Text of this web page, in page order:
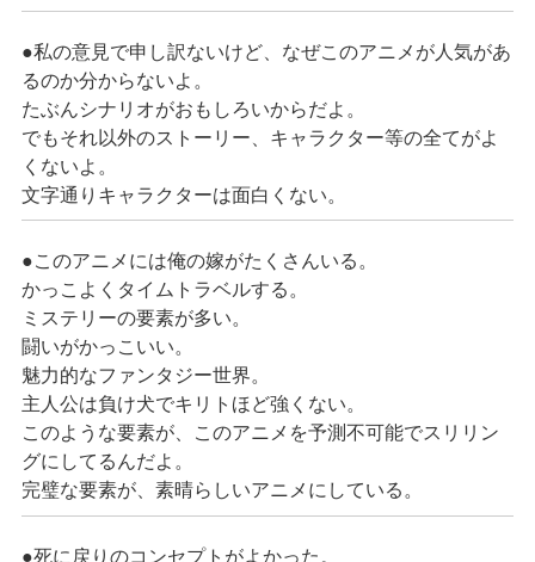
●私の意見で申し訳ないけど、なぜこのアニメが人気があ
るのか分からないよ。
たぶんシナリオがおもしろいからだよ。
でもそれ以外のストーリー、キャラクター等の全てがよ
くないよ。
文字通りキャラクターは面白くない。
●このアニメには俺の嫁がたくさんいる。
かっこよくタイムトラベルする。
ミステリーの要素が多い。
闘いがかっこいい。
魅力的なファンタジー世界。
主人公は負け犬でキリトほど強くない。
このような要素が、このアニメを予測不可能でスリリン
グにしてるんだよ。
完璧な要素が、素晴らしいアニメにしている。
●死に戻りのコンセプトがよかった。